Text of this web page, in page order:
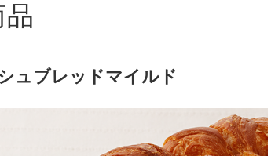
ュブレッドマイルド